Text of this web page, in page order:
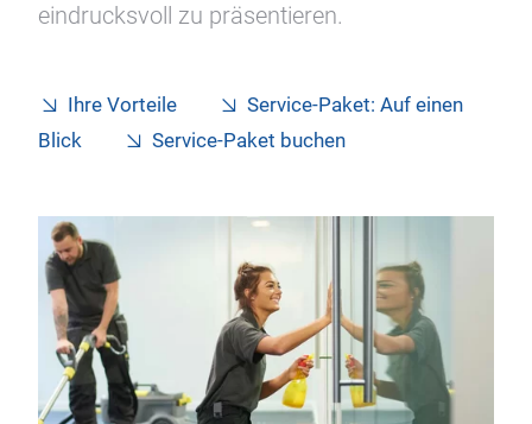
eindrucksvoll zu präsentieren.
Ihre Vorteile
Service-Paket: Auf einen
Blick
Service-Paket buchen